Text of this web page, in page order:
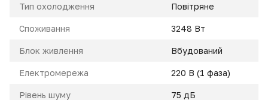
Тип охолодження Повітряне
Cпоживання 3248 Вт
Блок живлення Вбудований
Електромережа 220 В (1 фаза)
Pівень шуму 75 дБ